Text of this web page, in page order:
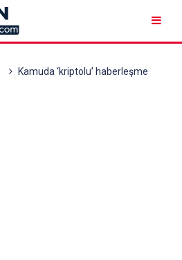
Kamuda ‘kriptolu’ haberleşme